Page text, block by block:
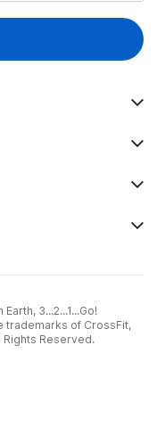
3...2...1...Go!
trademarks of CrossFit,
Rights Reserved.